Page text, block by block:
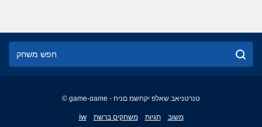
© game-game - טנרטניאב שאלפ יקחשמ םניח
iw משחקים ברשת תגיות משוב